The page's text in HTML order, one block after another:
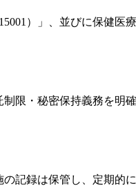
）」、並びに保健医
限・秘密保持義務を明
記録は保管し、定期的に